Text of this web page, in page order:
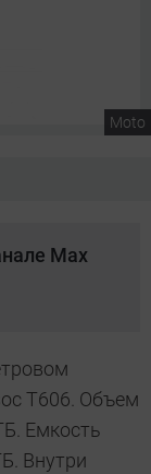
Moto
Max
T606. Объем
Емкость
Внутри